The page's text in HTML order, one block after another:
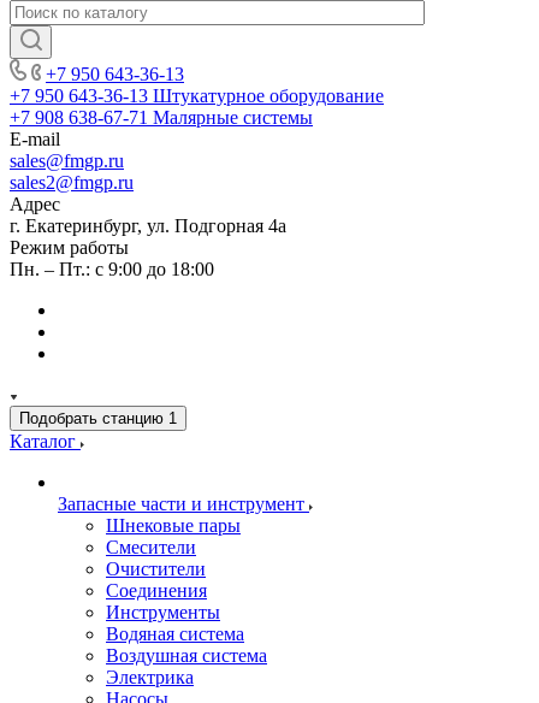
+7 950 643-36-13
+7 950 643-36-13 Штукатурное оборудование
+7 908 638-67-71 Малярные системы
E-mail
sales@fmgp.ru
sales2@fmgp.ru
Адрес
г. Екатеринбург, ул. Подгорная 4а
Режим работы
Пн. – Пт.: с 9:00 до 18:00
Подобрать станцию 1
Каталог
Запасные части и инструмент
Шнековые пары
Смесители
Очистители
Соединения
Инструменты
Водяная система
Воздушная система
Электрика
Насосы